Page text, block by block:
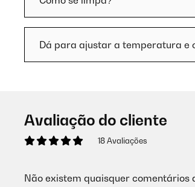
Dá para ajustar a temperatura e
Avaliação do cliente
18 Avaliações
Não existem quaisquer comentários